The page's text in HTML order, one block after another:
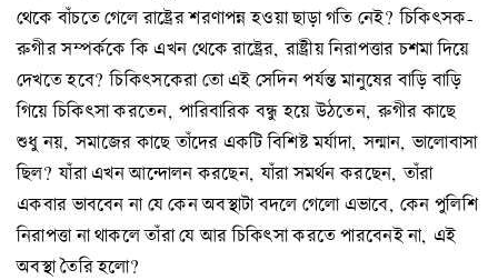
থেকে বাঁচতে গেলে রাষ্ট্রের শরণাপন্ন হওয়া ছাড়া গতি নেই? চিকিৎসক-
রুগীর সম্পর্ককে কি এখন থেকে রাষ্ট্রের, রাষ্ট্রীয় নিরাপত্তার চশমা দিয়ে
দেখতে হবে? চিকিৎসকেরা তো এই সেদিন পর্যন্ত মানুষের বাড়ি বাড়ি
গিয়ে চিকিৎসা করতেন, পারিবারিক বন্ধু হয়ে উঠতেন, রুগীর কাছে
শুধু নয়, সমাজের কাছে তাঁদের একটি বিশিষ্ট মর্যাদা, সন্মান, ভালোবাসা
ছিল? যাঁরা এখন আন্দোলন করছেন, যাঁরা সমর্থন করছেন, তাঁরা
একবার ভাববেন না যে কেন অবস্থাটা বদলে গেলো এভাবে, কেন পুলিশি
নিরাপত্তা না থাকলে তাঁরা যে আর চিকিৎসা করতে পারবেনই না, এই
অবস্থা তৈরি হলো?